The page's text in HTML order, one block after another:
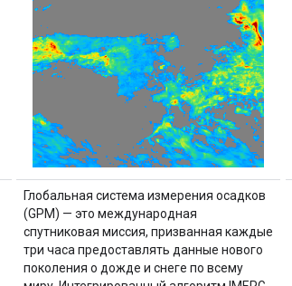
Глобальная система измерения осадков
(GPM) — это международная
спутниковая миссия, призванная каждые
три часа предоставлять данные нового
поколения о дожде и снеге по всему